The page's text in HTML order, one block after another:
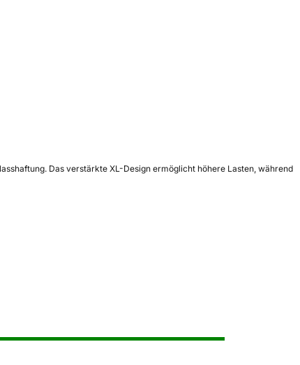
Das verstärkte XL-Design ermöglicht höhere Lasten, während